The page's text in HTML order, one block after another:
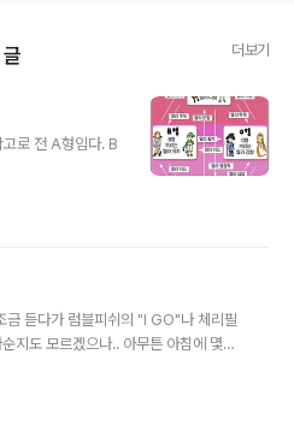
더보기
로 전 A형임다. B
금 듣다가 럼블피쉬의 "I GO"나 체리필
도 모르겠으나.. 아무튼 아침에 몇몇
해야 하는게 먼저일 것이다. 생방송